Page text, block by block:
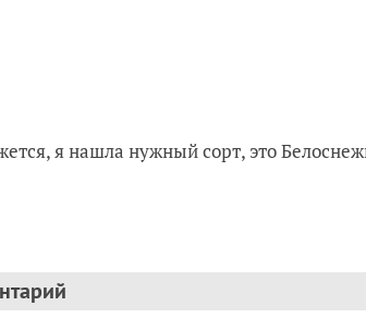
я нашла нужный сорт, это